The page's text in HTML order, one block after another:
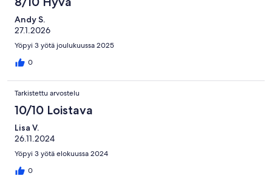
Andy S.
27.1.2026
Yöpyi 3 yötä joulukuussa 2025
0
Tarkistettu arvostelu
10/10 Loistava
Lisa V.
26.11.2024
Yöpyi 3 yötä elokuussa 2024
0